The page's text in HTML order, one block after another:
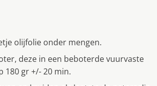
olijfolie onder mengen.
deze in een beboterde vuurvaste
gr +/- 20 min.